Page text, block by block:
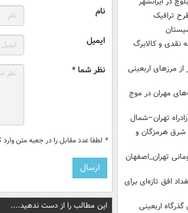
ترافیک
نقدی و کالابرگ
زائر از مرزهای اربعینی
مهران در موج
تهران–شمال
شرق هرمزگان و
تومانی تهران_اصفهان
افق تازه‌ای برای
اربعینی
نام
ایمیل
نظر شما *
* لطفا عدد مقابل را در جعبه متن وارد
این مطالب را از دست ندهید....